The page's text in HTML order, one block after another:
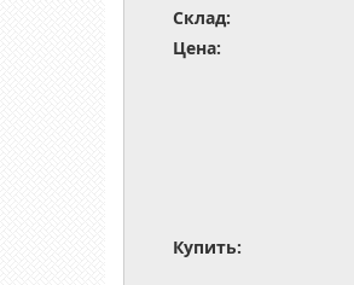
Склад:
Цена:
Купить: